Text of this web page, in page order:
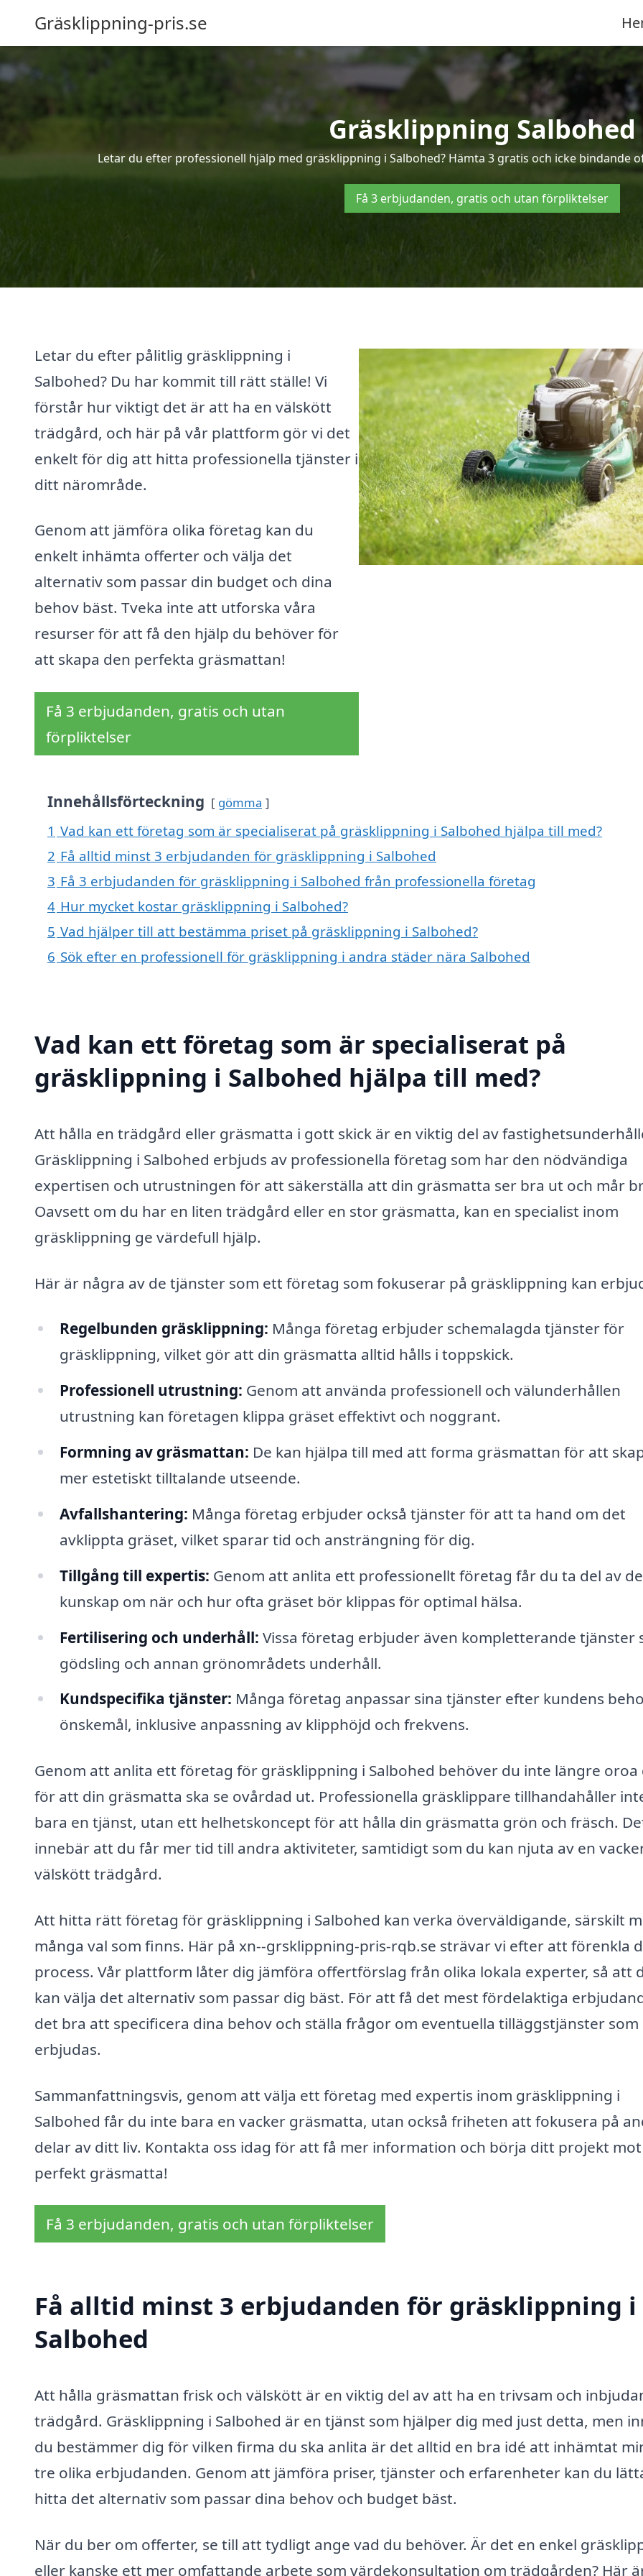
Gräsklippning-pris.se
Gräsklippning Salbohed
Letar du efter professionell hjälp med gräsklippning i Salbohed? Hämta 3 gratis och icke bindande
Få 3 erbjudanden, gratis och utan förpliktelser
Letar du efter pålitlig gräsklippning i
Salbohed? Du har kommit till rätt ställe! Vi
förstår hur viktigt det är att ha en välskött
trädgård, och här på vår plattform gör vi det
enkelt för dig att hitta professionella tjänster i
ditt närområde.
Genom att jämföra olika företag kan du
enkelt inhämta offerter och välja det
alternativ som passar din budget och dina
behov bäst. Tveka inte att utforska våra
resurser för att få den hjälp du behöver för
att skapa den perfekta gräsmattan!
Få 3 erbjudanden, gratis och utan
förpliktelser
Innehållsförteckning gömma
1 Vad kan ett företag som är specialiserat på gräsklippning i Salbohed hjälpa till med?
2 Få alltid minst 3 erbjudanden för gräsklippning i Salbohed
3 Få 3 erbjudanden för gräsklippning i Salbohed från professionella företag
4 Hur mycket kostar gräsklippning i Salbohed?
5 Vad hjälper till att bestämma priset på gräsklippning i Salbohed?
6 Sök efter en professionell för gräsklippning i andra städer nära Salbohed
Vad kan ett företag som är specialiserat på
gräsklippning i Salbohed hjälpa till med?
Att hålla en trädgård eller gräsmatta i gott skick är en viktig del av
Gräsklippning i Salbohed erbjuds av professionella företag som har den nödvändiga
expertisen och utrustningen för att säkerställa att din gräsmatta ser bra ut och mår
Oavsett om du har en liten trädgård eller en stor gräsmatta, kan en specialist inom
gräsklippning ge värdefull hjälp.
Här är några av de tjänster som ett företag som fokuserar på gräsklippning kan
Regelbunden gräsklippning: Många företag erbjuder schemalagda tjänster för
gräsklippning, vilket gör att din gräsmatta alltid hålls i toppskick.
Professionell utrustning: Genom att använda professionell och välunderhållen
utrustning kan företagen klippa gräset effektivt och noggrant.
Formning av gräsmattan: De kan hjälpa till med att forma gräsmattan för att
mer estetiskt tilltalande utseende.
Avfallshantering: Många företag erbjuder också tjänster för att ta hand om det
avklippta gräset, vilket sparar tid och ansträngning för dig.
Tillgång till expertis: Genom att anlita ett professionellt företag får du ta del av
kunskap om när och hur ofta gräset bör klippas för optimal hälsa.
Fertilisering och underhåll: Vissa företag erbjuder även kompletterande tjänster
gödsling och annan grönområdets underhåll.
Kundspecifika tjänster: Många företag anpassar sina tjänster efter kundens
önskemål, inklusive anpassning av klipphöjd och frekvens.
Genom att anlita ett företag för gräsklippning i Salbohed behöver du inte längre oroa
för att din gräsmatta ska se ovårdad ut. Professionella gräsklippare tillhandahåller
bara en tjänst, utan ett helhetskoncept för att hålla din gräsmatta grön och fräsch.
innebär att du får mer tid till andra aktiviteter, samtidigt som du kan njuta av en
välskött trädgård.
Att hitta rätt företag för gräsklippning i Salbohed kan verka överväldigande, särskilt
många val som finns. Här på xn--grsklippning-pris-rqb.se strävar vi efter att förenkla
process. Vår plattform låter dig jämföra offertförslag från olika lokala experter, så att
kan välja det alternativ som passar dig bäst. För att få det mest fördelaktiga
det bra att specificera dina behov och ställa frågor om eventuella tilläggstjänster som
erbjudas.
Sammanfattningsvis, genom att välja ett företag med expertis inom gräsklippning i
Salbohed får du inte bara en vacker gräsmatta, utan också friheten att fokusera på
delar av ditt liv. Kontakta oss idag för att få mer information och börja ditt projekt
perfekt gräsmatta!
Få 3 erbjudanden, gratis och utan förpliktelser
Få alltid minst 3 erbjudanden för gräsklippning i
Salbohed
Att hålla gräsmattan frisk och välskött är en viktig del av att ha en trivsam och
trädgård. Gräsklippning i Salbohed är en tjänst som hjälper dig med just detta, men
du bestämmer dig för vilken firma du ska anlita är det alltid en bra idé att inhämtat
tre olika erbjudanden. Genom att jämföra priser, tjänster och erfarenheter kan du
hitta det alternativ som passar dina behov och budget bäst.
När du ber om offerter, se till att tydligt ange vad du behöver. Är det en enkel
eller kanske ett mer omfattande arbete som värdekonsultation om trädgården? Här